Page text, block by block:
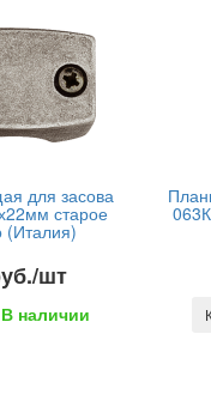
для засова
старое
(Италия)
шт
В наличии